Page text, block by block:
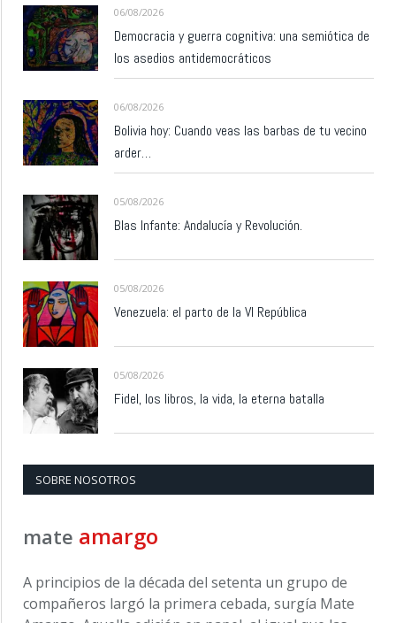
06/08/2026
Democracia y guerra cognitiva: una semiótica de
los asedios antidemocráticos
06/08/2026
Bolivia hoy: Cuando veas las barbas de tu vecino
arder…
05/08/2026
Blas Infante: Andalucía y Revolución.
05/08/2026
Venezuela: el parto de la VI República
05/08/2026
Fidel, los libros, la vida, la eterna batalla
SOBRE NOSOTROS
mate amargo
A principios de la década del setenta un grupo de
compañeros largó la primera cebada, surgía Mate